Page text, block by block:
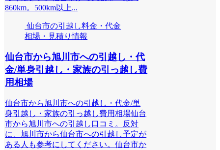
860km。500km以上...
仙台市の引越し料金・代金
相場・見積り情報
仙台市から旭川市への引越し・代
金/単身引越し・家族の引っ越し費
用相場
仙台市から旭川市への引越し・代金/単
身引越し・家族の引っ越し費用相場仙台
市から旭川市への引越し口コミ。反対
に、旭川市から仙台市への引越し予定が
ある人も参考にしてください。仙台市か